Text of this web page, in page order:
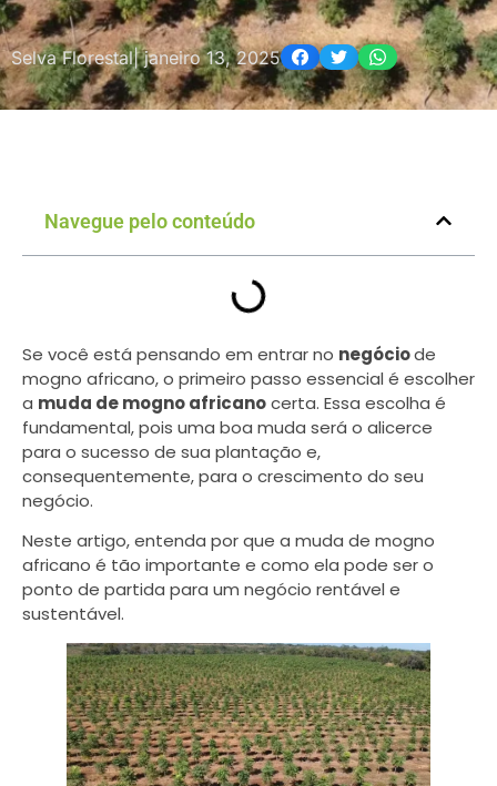
Selva Florestal| janeiro 13, 2025
Navegue pelo conteúdo
Se você está pensando em entrar no negóciode
mogno africano, o primeiro passo essencial é escolher
a muda de mogno africanocerta. Essa escolha é
fundamental, pois uma boa muda será o alicerce
para o sucesso de sua plantação e,
consequentemente, para o crescimento do seu
negócio.
Neste artigo, entenda por que a muda de mogno
africano é tão importante e como ela pode ser o
ponto de partida para um negócio rentável e
sustentável.